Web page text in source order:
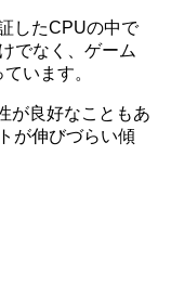
したCPUの中で
でなく、ゲーム
います。
が良好なこともあ
が伸びづらい傾